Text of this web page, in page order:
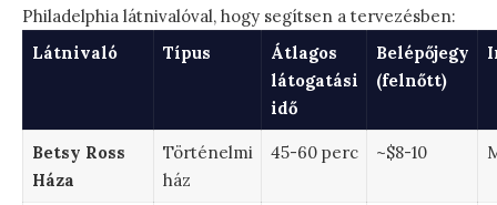
Philadelphia látnivalóval, hogy segítsen a tervezésben:
Látnivaló
Típus
Átlagos
látogatási
idő
Belépőjegy
(felnőtt)
Betsy Ross
Háza
Történelmi
ház
45-60 perc ~$8-10